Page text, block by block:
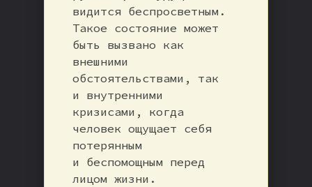
видится беспросветным.
Такое состояние может
быть вызвано как
внешними
обстоятельствами, так
и внутренними
кризисами, когда
человек ощущает себя
потерянным
и беспомощным перед
лицом жизни.